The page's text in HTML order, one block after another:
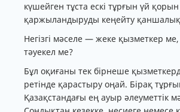
күшейген тұста ескі тұрғын үй қорын
қаржыландыруды кеңейту
Негізгі мәселе — жеке қызметкер
тәуекел ме?
Бұл оқиғаны тек бірнеше
ретінде қарастыру оңай. Бірақ
Қазақстандағы ең ауыр әлеуметтік